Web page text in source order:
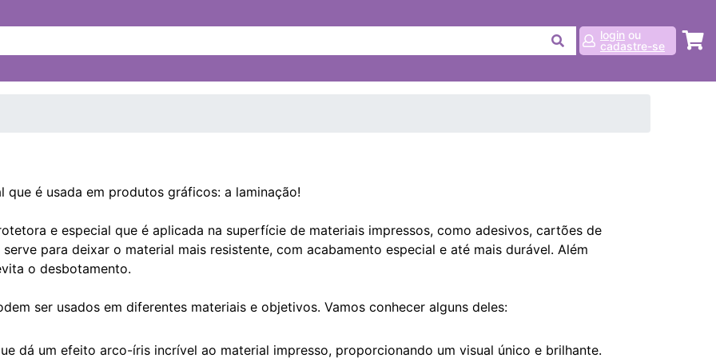
login ou
cadastre-se
é usada em produtos gráficos: a laminação!
e especial que é aplicada na superfície de materiais impressos, como adesivos, cartões de
para deixar o material mais resistente, com acabamento especial e até mais durável. Além
o desbotamento.
ser usados em diferentes materiais e objetivos. Vamos conhecer alguns deles:
dá um efeito arco-íris incrível ao material impresso, proporcionando um visual único e brilhante.